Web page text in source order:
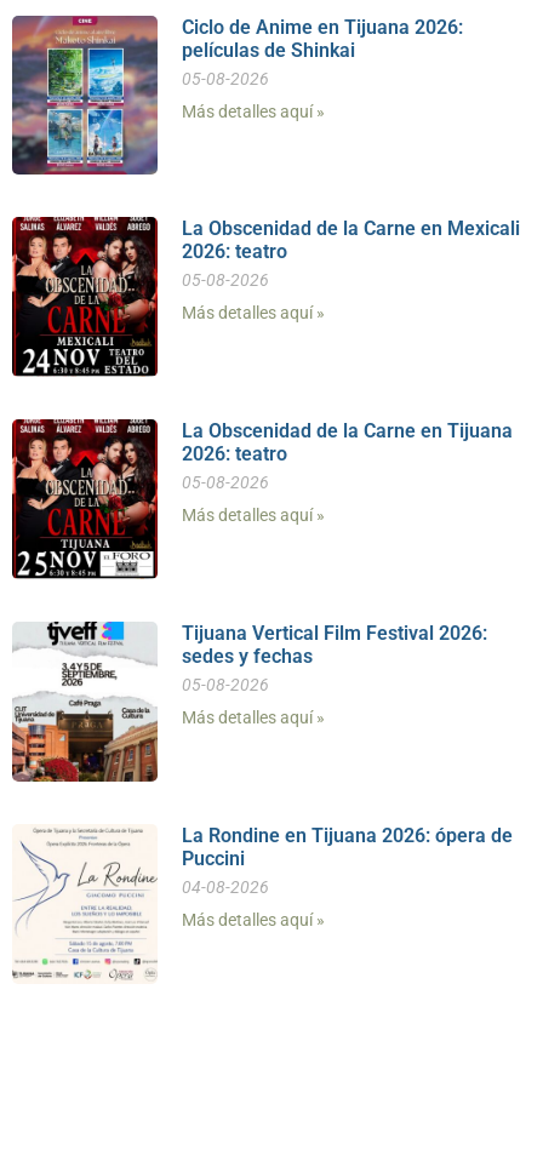
Ciclo de Anime en Tijuana 2026:
películas de Shinkai
05-08-2026
Más detalles aquí »
La Obscenidad de la Carne en Mexicali
2026: teatro
05-08-2026
Más detalles aquí »
La Obscenidad de la Carne en Tijuana
2026: teatro
05-08-2026
Más detalles aquí »
Tijuana Vertical Film Festival 2026:
sedes y fechas
05-08-2026
Más detalles aquí »
La Rondine en Tijuana 2026: ópera de
Puccini
04-08-2026
Más detalles aquí »